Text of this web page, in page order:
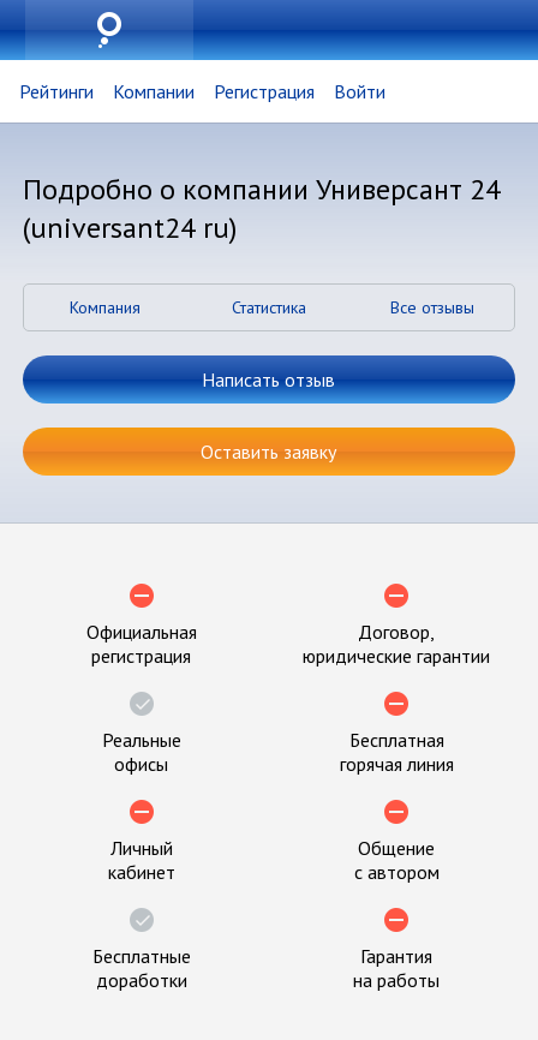
Рейтинги Компании Регистрация Войти
Подробно о компании Универсант 24
(universant24 ru)
Компания Статистика Все отзывы
Написать отзыв
Оставить заявку
Официальная
регистрация
Договор,
юридические гарантии
Реальные
офисы
Бесплатная
горячая линия
Личный
кабинет
Общение
с автором
Бесплатные
доработки
Гарантия
на работы